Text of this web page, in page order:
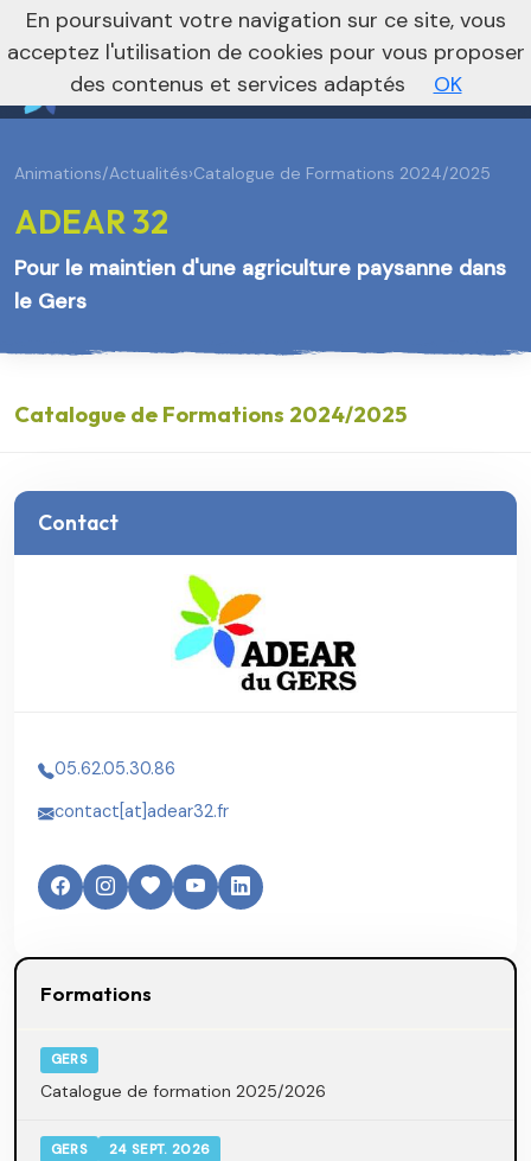
Vers le site national
Animations/Actualités›Catalogue de Formations 2024/2025
ADEAR 32
Pour le maintien d'une agriculture paysanne dans
le Gers
Catalogue de Formations 2024/2025
Contact
05.62.05.30.86
contact[at]adear32.fr
Formations
GERS
Catalogue de formation 2025/2026
GERS 24 SEPT. 2026
En poursuivant votre navigation sur ce site, vous
acceptez l'utilisation de cookies pour vous proposer
des contenus et services adaptés
OK